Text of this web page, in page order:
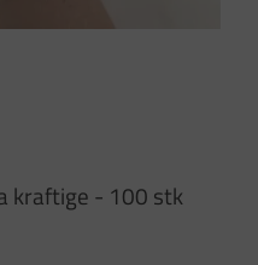
kraftige - 100 stk